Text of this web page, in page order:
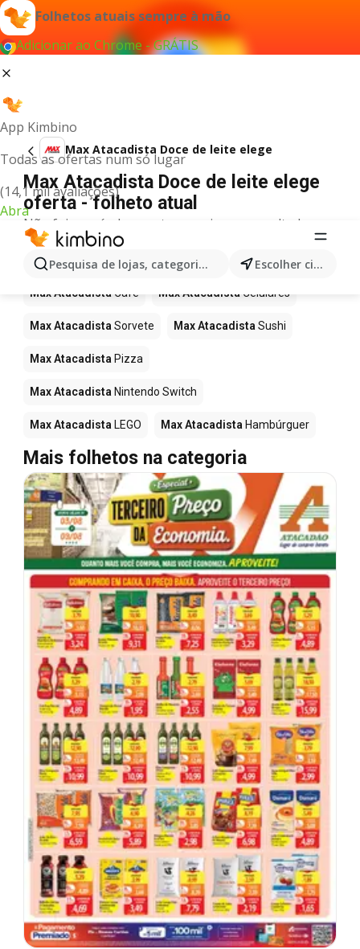
Folhetos atuais sempre à mão
Adicionar ao Chrome - GRÁTIS
App Kimbino
Todas as ofertas num só lugar
(14,1 mil avaliações)
Abra
Pesquisa de lojas, categorias,produtos... Escolher cidade
Max Atacadista Doce de leite elege
Max Atacadista Doce de leite elege
oferta - folheto atual
Não foi possível encontrar quaisquer resultados
para este termo.
Mais produtos em Max Atacadista
Max Atacadista Café Max Atacadista Celulares
Max Atacadista Sorvete Max Atacadista Sushi
Max Atacadista Pizza
Max Atacadista Nintendo Switch
Max Atacadista LEGO Max Atacadista Hambúrguer
Mais folhetos na categoria